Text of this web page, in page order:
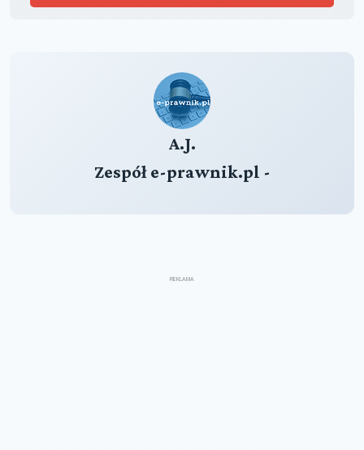
A.J.
Zespół e-prawnik.pl -
REKLAMA